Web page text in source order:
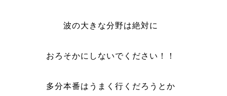
波の大きな分野は絶対に
おろそかにしないでください！！
多分本番はうまく行くだろうとか